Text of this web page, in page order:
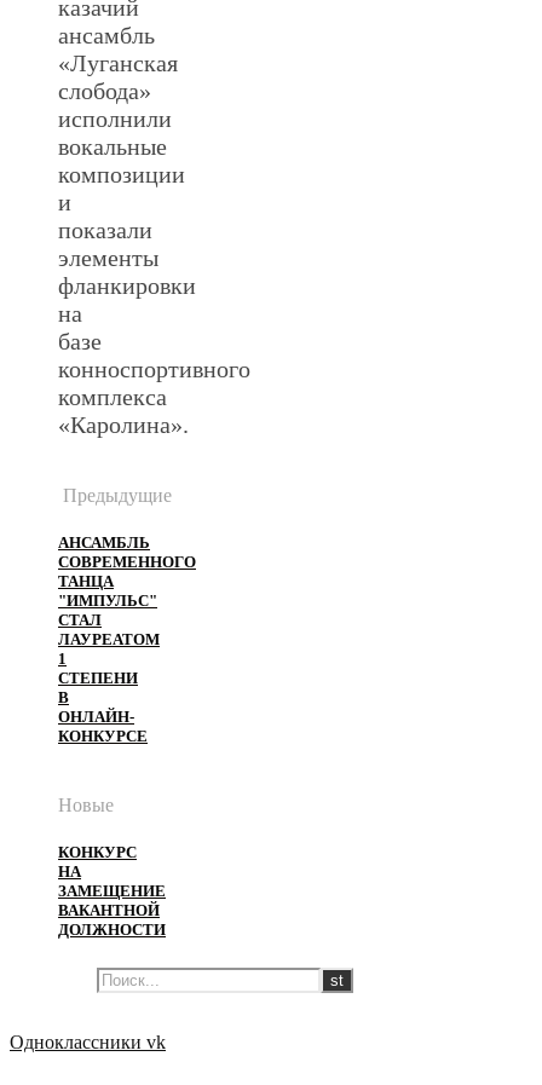
казачий
ансамбль
«Луганская
слобода»
исполнили
вокальные
композиции
и
показали
элементы
фланкировки
на
базе
конноспортивного
комплекса
«Каролина».
Предыдущие
АНСАМБЛЬ
СОВРЕМЕННОГО
ТАНЦА
"ИМПУЛЬС"
СТАЛ
ЛАУРЕАТОМ
1
СТЕПЕНИ
В
ОНЛАЙН-
КОНКУРСЕ
Новые
КОНКУРС
НА
ЗАМЕЩЕНИЕ
ВАКАНТНОЙ
ДОЛЖНОСТИ
Одноклассники vk